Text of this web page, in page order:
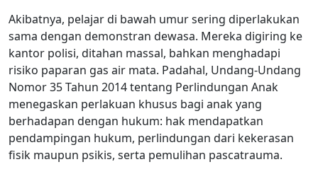
Akibatnya, pelajar di bawah umur sering diperlakukan
sama dengan demonstran dewasa. Mereka digiring ke
kantor polisi, ditahan massal, bahkan menghadapi
risiko paparan gas air mata. Padahal, Undang-Undang
Nomor 35 Tahun 2014 tentang Perlindungan Anak
menegaskan perlakuan khusus bagi anak yang
berhadapan dengan hukum: hak mendapatkan
pendampingan hukum, perlindungan dari kekerasan
fisik maupun psikis, serta pemulihan pascatrauma.